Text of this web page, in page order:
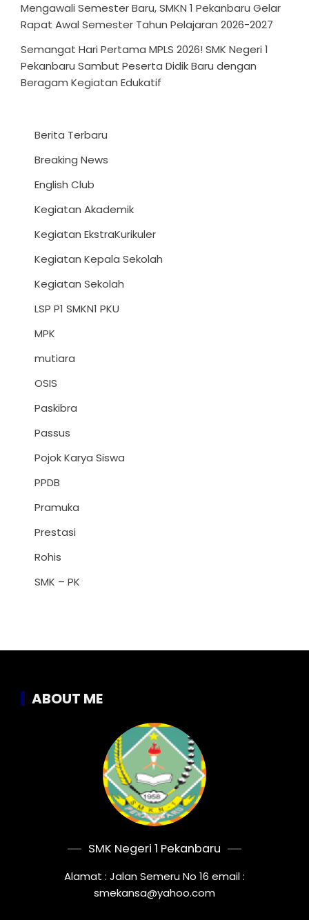
Mengawali Semester Baru, SMKN 1 Pekanbaru Gelar
Rapat Awal Semester Tahun Pelajaran 2026-2027
Semangat Hari Pertama MPLS 2026! SMK Negeri 1
Pekanbaru Sambut Peserta Didik Baru dengan
Beragam Kegiatan Edukatif
Berita Terbaru
Breaking News
English Club
Kegiatan Akademik
Kegiatan EkstraKurikuler
Kegiatan Kepala Sekolah
Kegiatan Sekolah
LSP P1 SMKN1 PKU
MPK
mutiara
OSIS
Paskibra
Passus
Pojok Karya Siswa
PPDB
Pramuka
Prestasi
Rohis
SMK – PK
ABOUT ME
SMK Negeri 1 Pekanbaru
Alamat : Jalan Semeru No 16 email :
smekansa@yahoo.com